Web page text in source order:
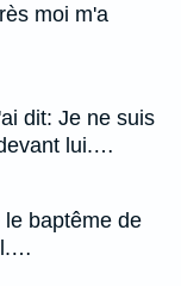
moi m'a
dit: Je ne suis
lui.…
baptême de